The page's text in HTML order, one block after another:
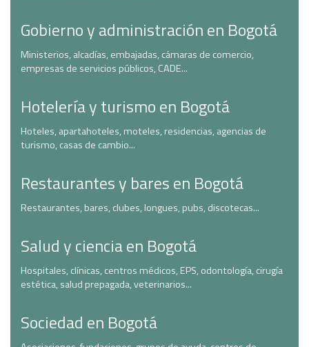
Gobierno y administración en Bogotá
Ministerios, alcadías, embajadas, cámaras de comercio,
empresas de servicios públicos, CADE...
Hotelería y turismo en Bogotá
Hoteles, apartahoteles, moteles, residencias, agencias de
turismo, casas de cambio...
Restaurantes y bares en Bogotá
Restaurantes, bares, clubes, longues, pubs, discotecas...
Salud y ciencia en Bogotá
Hospitales, clínicas, centros médicos, EPS, odontología, cirugía
estética, salud prepagada, veterinarios...
Sociedad en Bogotá